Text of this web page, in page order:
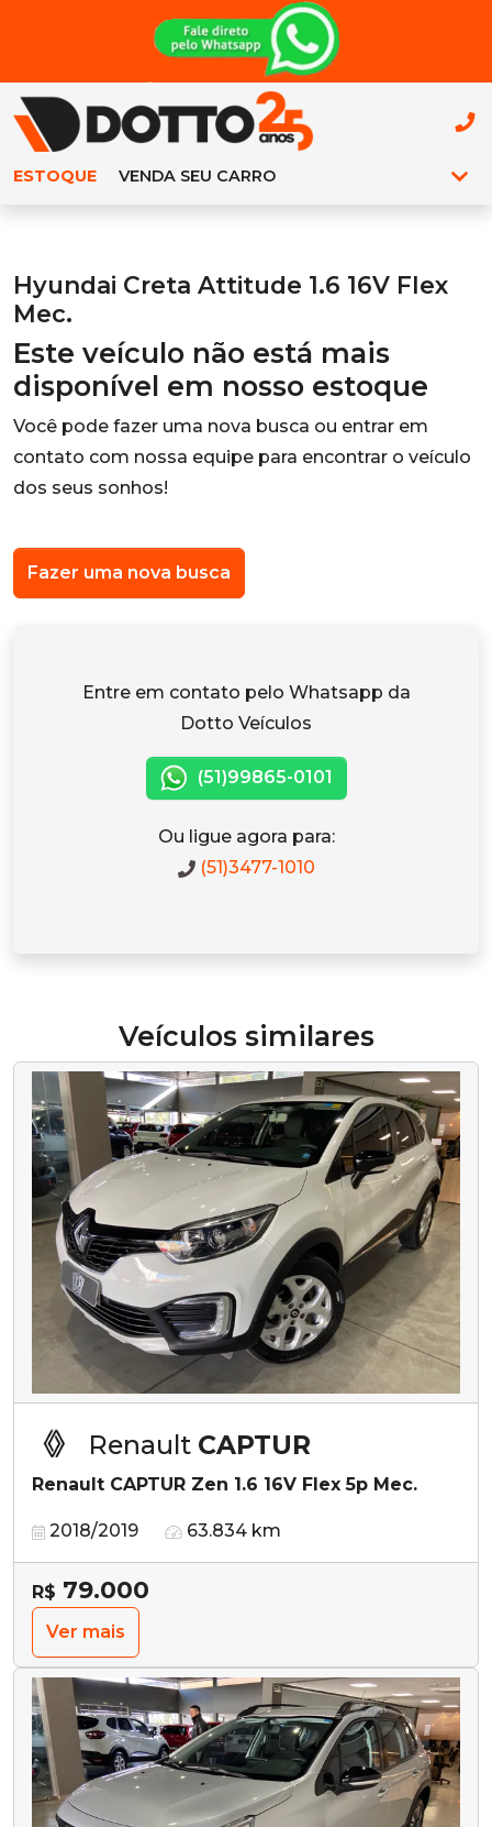
ESTOQUE VENDA SEU CARRO
Hyundai Creta Attitude 1.6 16V Flex
Mec.
Este veículo não está mais
disponível em nosso estoque
Você pode fazer uma nova busca ou entrar em
contato com nossa equipe para encontrar o veículo
dos seus sonhos!
Fazer uma nova busca
Entre em contato pelo Whatsapp da
Dotto Veículos
(51)99865-0101
Ou ligue agora para:
(51)3477-1010
Veículos similares
Renault CAPTUR
Renault CAPTUR Zen 1.6 16V Flex 5p Mec.
2018/2019 63.834 km
R$ 79.000
Ver mais